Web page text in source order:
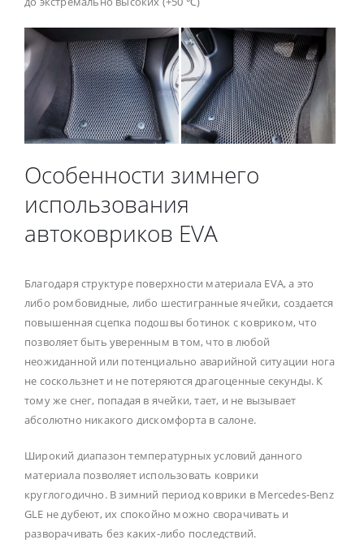
Особенности зимнего
использования
автоковриков EVA
Благодаря структуре поверхности материала EVA, а это
либо ромбовидные, либо шестигранные ячейки, создается
повышенная сцепка подошвы ботинок с ковриком, что
позволяет быть уверенным в том, что в любой
неожиданной или потенциально аварийной ситуации нога
не соскользнет и не потеряются драгоценные секунды. К
тому же снег, попадая в ячейки, тает, и не вызывает
абсолютно никакого дискомфорта в салоне.
Широкий диапазон температурных условий данного
материала позволяет использовать коврики
круглогодично. В зимний период коврики в Mercedes-Benz
GLE не дубеют, их спокойно можно сворачивать и
разворачивать без каких-либо последствий.